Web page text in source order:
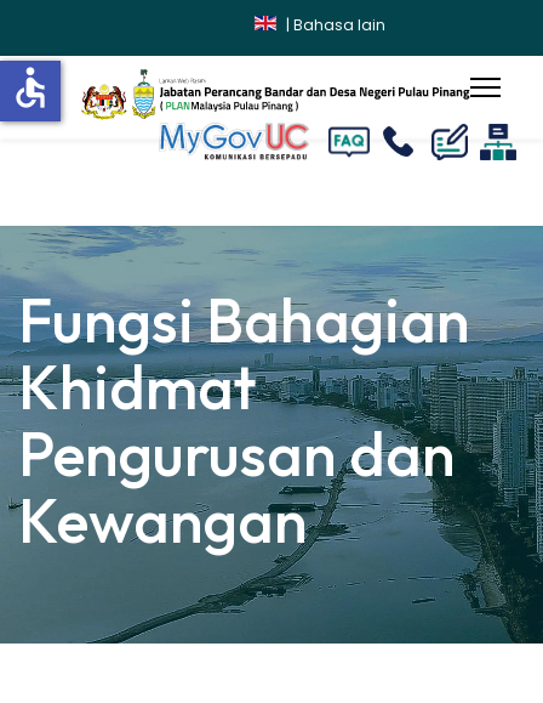
| Bahasa lain
Fungsi Bahagian
Khidmat
Pengurusan dan
Kewangan
accessible